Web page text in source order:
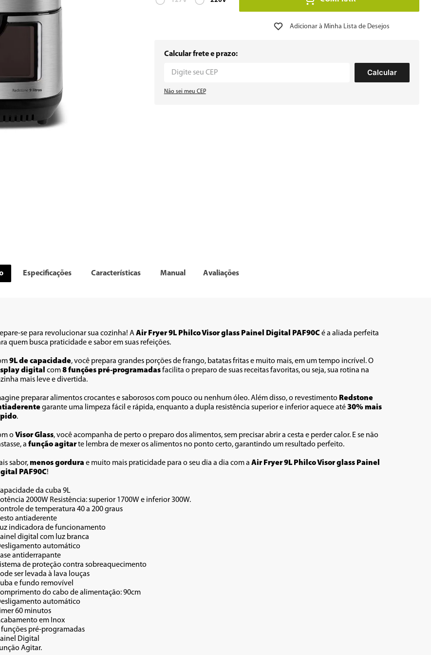
Calcular frete e prazo:
Calcular
Não sei meu CEP
Especificações Características Manual Avaliações
se para revolucionar sua cozinha! A Air Fryer 9L Philco Visor glass Painel Digital PAF90C é a aliada perfeita
quem busca praticidade e sabor em suas refeições.
9L de capacidade
digital com 8 funções pré-programadas facilita o preparo de suas receitas favoritas, ou seja, sua rotina na
mais leve e divertida.
preparar alimentos crocantes e saborosos com pouco ou nenhum óleo. Além disso, o revestimento Redstone
garante uma limpeza fácil e rápida, enquanto a dupla resistência superior e inferior aquece até 30% mais
.
o Visor Glass, você acompanha de perto o preparo dos alimentos, sem precisar abrir a cesta e perder calor. E se não
a função agitar te lembra de mexer os alimentos no ponto certo, garantindo um resultado perfeito.
sabor, menos gordura e muito mais praticidade para o seu dia a dia com a Air Fryer 9L Philco Visor glass Painel
PAF90C!
da cuba 9L
2000W Resistência: superior 1700W e inferior 300W.
de temperatura 40 a 200 graus
antiaderente
indicadora de funcionamento
digital com luz branca
automático
antiderrapante
de proteção contra sobreaquecimento
ser levada à lava louças
e fundo removível
do cabo de alimentação: 90cm
automático
60 minutos
em Inox
funções pré-programadas
Digital
Agitar.